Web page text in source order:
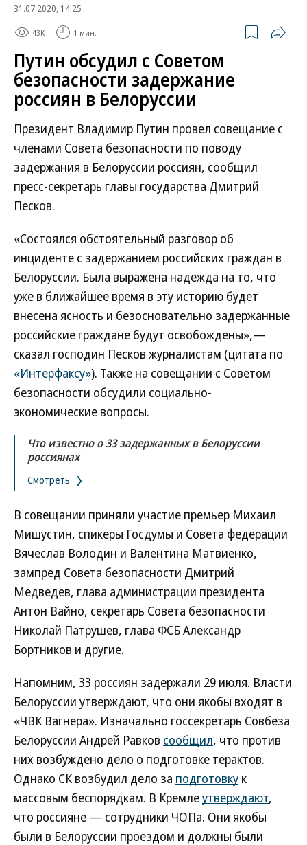
31.07.2020, 14:25
43K 1 мин.
Путин обсудил с Советом
безопасности задержание
россиян в Белоруссии
Президент Владимир Путин провел совещание с
членами Совета безопасности по поводу
задержания в Белоруссии россиян, сообщил
пресс-секретарь главы государства Дмитрий
Песков.
«Состоялся обстоятельный разговор об
инциденте с задержанием российских граждан в
Белоруссии. Была выражена надежда на то, что
уже в ближайшее время в эту историю будет
внесена ясность и безосновательно задержанные
российские граждане будут освобождены»,—
сказал господин Песков журналистам (цитата по
«Интерфаксу»). Также на совещании с Советом
безопасности обсудили социально-
экономические вопросы.
Что известно о 33 задержанных в Белоруссии
россиянах
Смотреть
В совещании приняли участие премьер Михаил
Мишустин, спикеры Госдумы и Совета федерации
Вячеслав Володин и Валентина Матвиенко,
зампред Совета безопасности Дмитрий
Медведев, глава администрации президента
Антон Вайно, секретарь Совета безопасности
Николай Патрушев, глава ФСБ Александр
Бортников и другие.
Напомним, 33 россиян задержали 29 июля. Власти
Белоруссии утверждают, что они якобы входят в
«ЧВК Вагнера». Изначально госсекретарь Совбеза
Белоруссии Андрей Равков сообщил, что против
них возбуждено дело о подготовке терактов.
Однако СК возбудил дело за подготовку к
массовым беспорядкам. В Кремлеутверждают,
что россияне — сотрудники ЧОПа. Они якобы
были в Белоруссии проездом и должны были